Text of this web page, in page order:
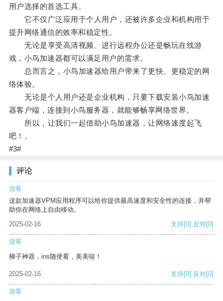
用户选择的首选工具。
它不仅广泛应用于个人用户，还被许多企业和机构用于
提升网络通信的效率和稳定性。
无论是享受高清视频、进行远程办公还是畅玩在线游
戏，小鸟加速器都可以满足用户的需求。
总而言之，小鸟加速器给用户带来了更快、更稳定的网
络体验。
无论是个人用户还是企业机构，只要下载安装小鸟加速
器客户端，连接到小鸟服务器，就能够畅享网络世界。
所以，让我们一起借助小鸟加速器，让网络速度起飞
吧！。
#3#
评论
游客
这款加速器VPM应用程序可以给你提供最高速度和安全性的连接，并帮
助你在网络上自由移动。
2025-02-16
支持[0] 反对[0]
游客
梯子神器，ins随便看，美美哒！
2025-02-16 支持[0] 反对[0]
游客